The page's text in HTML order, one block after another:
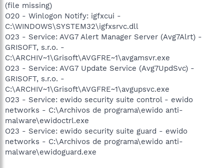
(file missing)
O20 - Winlogon Notify: igfxcui -
C:\WINDOWS\SYSTEM32\igfxsrvc.dll
O23 - Service: AVG7 Alert Manager Server (Avg7Alrt) -
GRISOFT, s.r.o. -
C:\ARCHIV~1\Grisoft\AVGFRE~1\avgamsvr.exe
O23 - Service: AVG7 Update Service (Avg7UpdSvc) -
GRISOFT, s.r.o. -
C:\ARCHIV~1\Grisoft\AVGFRE~1\avgupsvc.exe
O23 - Service: ewido security suite control - ewido
networks - C:\Archivos de programa\ewido anti-
malware\ewidoctrl.exe
O23 - Service: ewido security suite guard - ewido
networks - C:\Archivos de programa\ewido anti-
malware\ewidoguard.exe